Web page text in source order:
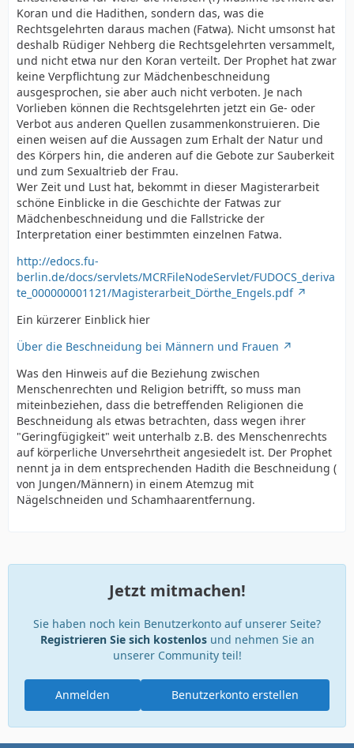
Koran und die Hadithen, sondern das, was die
Rechtsgelehrten daraus machen (Fatwa). Nicht umsonst hat
deshalb Rüdiger Nehberg die Rechtsgelehrten versammelt,
und nicht etwa nur den Koran verteilt. Der Prophet hat zwar
keine Verpflichtung zur Mädchenbeschneidung
ausgesprochen, sie aber auch nicht verboten. Je nach
Vorlieben können die Rechtsgelehrten jetzt ein Ge- oder
Verbot aus anderen Quellen zusammenkonstruieren. Die
einen weisen auf die Aussagen zum Erhalt der Natur und
des Körpers hin, die anderen auf die Gebote zur Sauberkeit
und zum Sexualtrieb der Frau.
Wer Zeit und Lust hat, bekommt in dieser Magisterarbeit
schöne Einblicke in die Geschichte der Fatwas zur
Mädchenbeschneidung und die Fallstricke der
Interpretation einer bestimmten einzelnen Fatwa.
http://edocs.fu-
berlin.de/docs/servlets/MCRFileNodeServlet/FUDOCS_deriva
te_000000001121/Magisterarbeit_Dörthe_Engels.pdf
Ein kürzerer Einblick hier
Über die Beschneidung bei Männern und Frauen
Was den Hinweis auf die Beziehung zwischen
Menschenrechten und Religion betrifft, so muss man
miteinbeziehen, dass die betreffenden Religionen die
Beschneidung als etwas betrachten, dass wegen ihrer
"Geringfügigkeit" weit unterhalb z.B. des Menschenrechts
auf körperliche Unversehrtheit angesiedelt ist. Der Prophet
nennt ja in dem entsprechenden Hadith die Beschneidung (
von Jungen/Männern) in einem Atemzug mit
Nägelschneiden und Schamhaarentfernung.
Jetzt mitmachen!
Sie haben noch kein Benutzerkonto auf unserer Seite?
Registrieren Sie sich kostenlosund nehmen Sie an
unserer Community teil!
Benutzerkonto erstellen
Anmelden